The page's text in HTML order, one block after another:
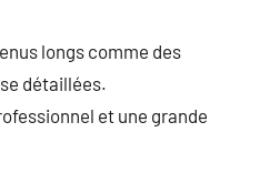
longs comme des
détaillées.
et une grande